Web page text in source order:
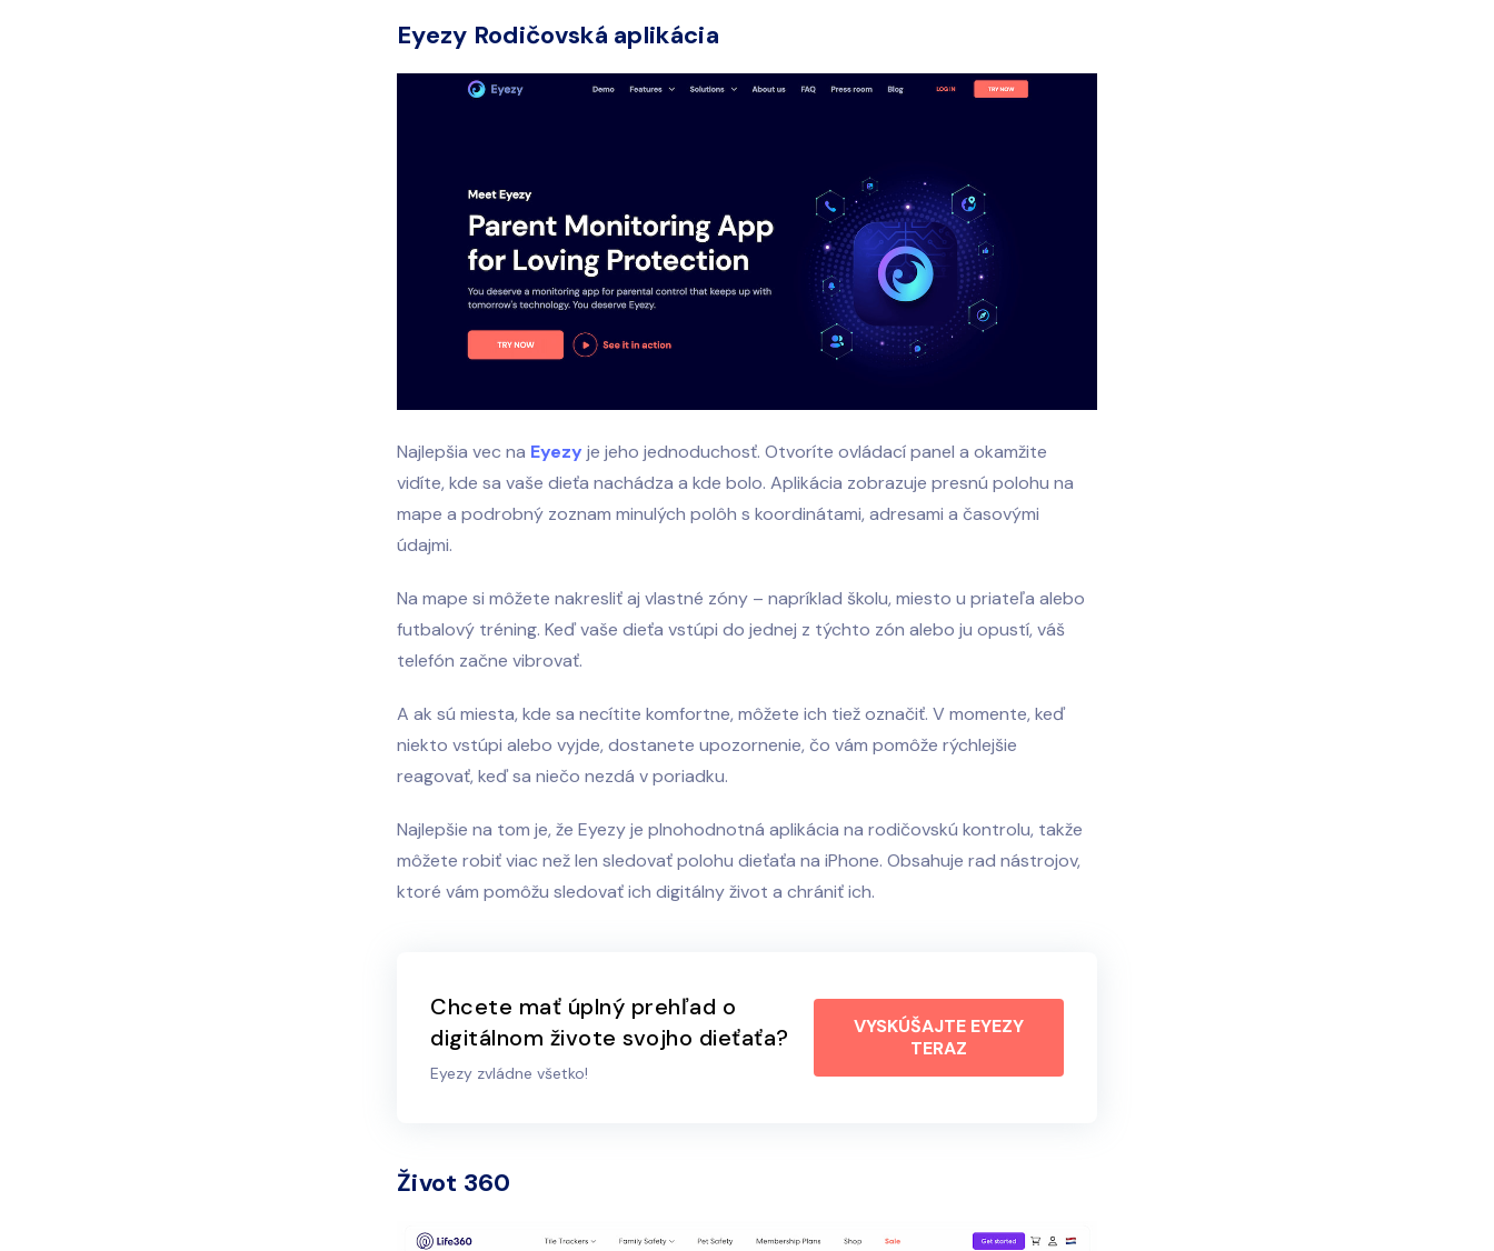
Eyezy Rodičovská aplikácia
Najlepšia vec na Eyezy je jeho jednoduchosť. Otvoríte ovládací panel a okamžite
vidíte, kde sa vaše dieťa nachádza a kde bolo. Aplikácia zobrazuje presnú polohu na
mape a podrobný zoznam minulých polôh s koordinátami, adresami a časovými
údajmi.
Na mape si môžete nakresliť aj vlastné zóny – napríklad školu, miesto u priateľa alebo
futbalový tréning. Keď vaše dieťa vstúpi do jednej z týchto zón alebo ju opustí, váš
telefón začne vibrovať.
A ak sú miesta, kde sa necítite komfortne, môžete ich tiež označiť. V momente, keď
niekto vstúpi alebo vyjde, dostanete upozornenie, čo vám pomôže rýchlejšie
reagovať, keď sa niečo nezdá v poriadku.
Najlepšie na tom je, že Eyezy je plnohodnotná aplikácia na rodičovskú kontrolu, takže
môžete robiť viac než len sledovať polohu dieťaťa na iPhone. Obsahuje rad nástrojov,
ktoré vám pomôžu sledovať ich digitálny život a chrániť ich.
Chcete mať úplný prehľad o
digitálnom živote svojho dieťaťa?
Eyezy zvládne všetko!
VYSKÚŠAJTE EYEZY
TERAZ
Život 360